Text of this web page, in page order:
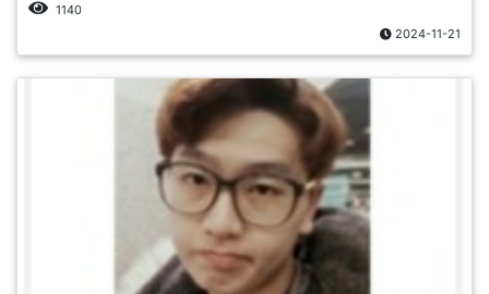
1140
2024-11-21